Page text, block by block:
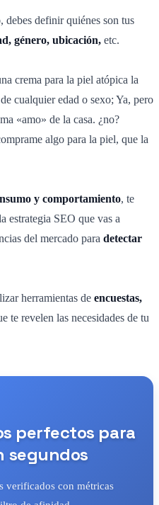
definir quiénes son tus
género, ubicación, etc.
crema para la piel atópica la
cualquier edad o sexo; Ya, pero
«amo» de la casa. ¿no?
algo para la piel, que la
y comportamiento, te
estrategia SEO que vas a
del mercado para detectar
herramientas de encuestas,
te revelen las necesidades de tu
perfectos para
segundos
verificados con métricas